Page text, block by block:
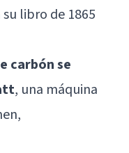
libro de 1865
carbón se
, una máquina